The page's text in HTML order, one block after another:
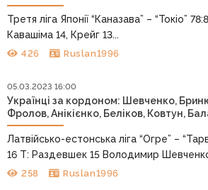
Третя ліга Японії “Каназава” – “Токіо”
Кавашіма 14, Крейг 13...
426 Ruslan1996
05.03.2023 16:00
Українці за кордоном: Шевченко,
Фролов, Анікієнко, Беліков, Ковтун,
Латвійсько-естонська ліга “Огре” –
16 Т: Раздевшек 15 Володимир Шевченко
258 Ruslan1996